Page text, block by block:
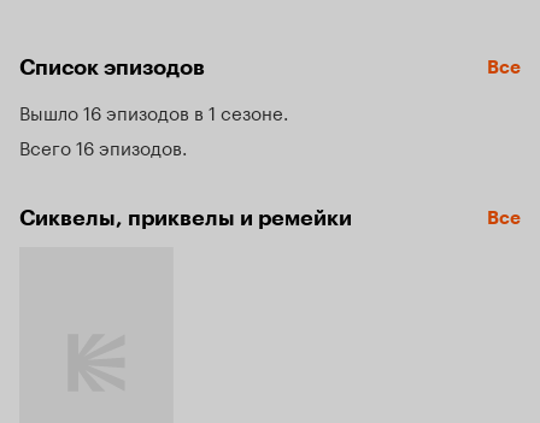
Список эпизодов Все
Вышло 16 эпизодов в 1 сезоне
Всего 16 эпизодов
Сиквелы, приквелы и ремейки Все